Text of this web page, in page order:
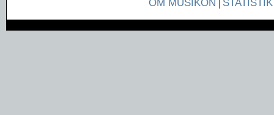
OM MUSIKON | STATISTIK